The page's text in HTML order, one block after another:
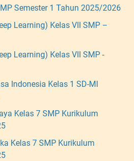
Semester 1 Tahun 2025/2026
Learning) Kelas VII SMP –
Learning) Kelas VII SMP -
Indonesia Kelas 1 SD-MI
Kelas 7 SMP Kurikulum
Kelas 7 SMP Kurikulum